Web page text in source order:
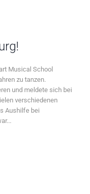
Musical School
zu tanzen.
und meldete sich bei
verschiedenen
Aushilfe bei